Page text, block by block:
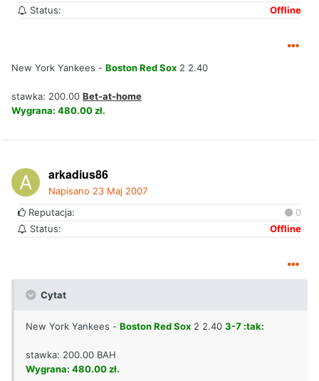
Status:
Offline
New York Yankees - Boston Red Sox 2 2.40
stawka: 200.00 Bet-at-home
Wygrana: 480.00 zł.
arkadius86
Napisano 23 Maj 2007
Reputacja:
0
Status:
Offline
Cytat
New York Yankees - Boston Red Sox 2 2.40 3-7 :tak:
stawka: 200.00 BAH
Wygrana: 480.00 zł.